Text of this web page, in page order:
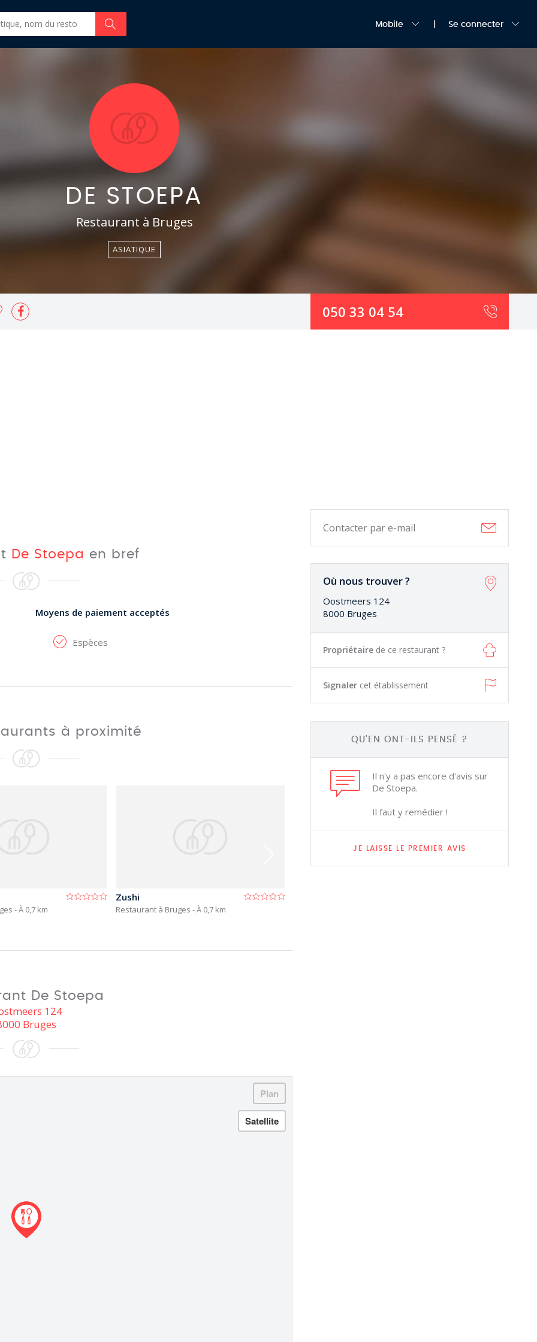
Mobile Se connecter
DE STOEPA
Restaurant à Bruges
ASIATIQUE
050 33 04 54
Contacter par e-mail
Où nous trouver ?
Oostmeers 124
8000 Bruges
Propriétaire de ce restaurant ?
Signaler cet établissement
QU'EN ONT-ILS PENSÉ ?
Il n'y a pas encore d'avis sur
De Stoepa.
Il faut y remédier !
JE LAISSE LE PREMIER AVIS
De Stoepa en bref
Moyens de paiement acceptés
Espèces
à proximité
- À 0,7 km
Zushi
Restaurant à Bruges - À 0,7 km
De Stoepa
124
Bruges